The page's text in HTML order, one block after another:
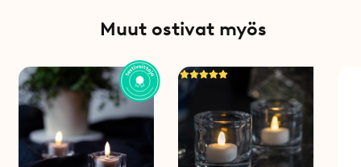
Muut ostivat myös